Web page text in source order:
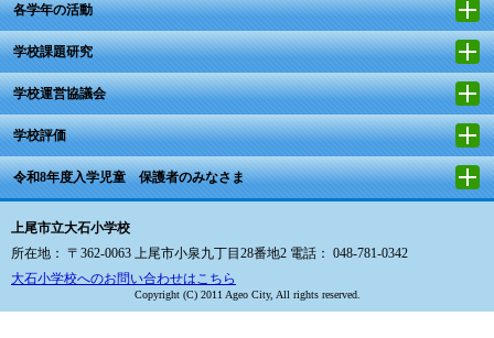
各学年の活動
学校課題研究
学校運営協議会
学校評価
令和8年度入学児童 保護者のみなさま
上尾市立大石小学校
所在地： 〒362-0063 上尾市小泉九丁目28番地2 電話： 048-781-0342
大石小学校へのお問い合わせはこちら
Copyright (C) 2011 Ageo City, All rights reserved.